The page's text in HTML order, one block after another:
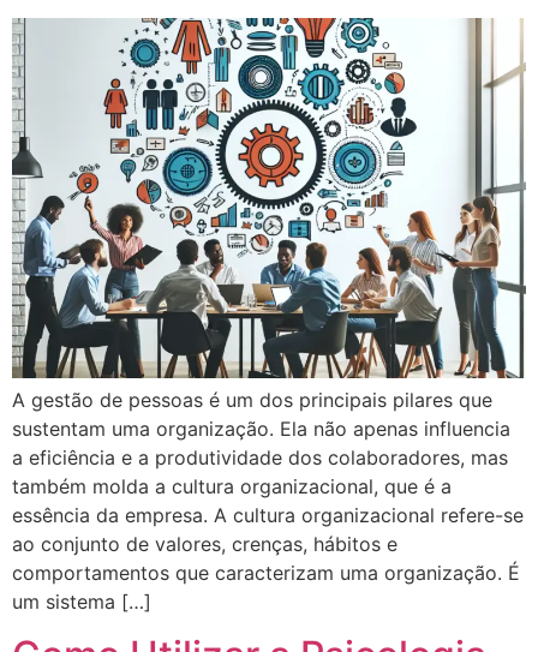
A gestão de pessoas é um dos principais pilares que
sustentam uma organização. Ela não apenas influencia
a eficiência e a produtividade dos colaboradores, mas
também molda a cultura organizacional, que é a
essência da empresa. A cultura organizacional refere-se
ao conjunto de valores, crenças, hábitos e
comportamentos que caracterizam uma organização. É
um sistema […]